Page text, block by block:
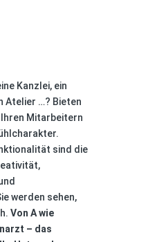
Kanzlei, ein
Atelier …? Bieten
Ihren Mitarbeitern
sind die
werden sehen,
Von A wie
– das